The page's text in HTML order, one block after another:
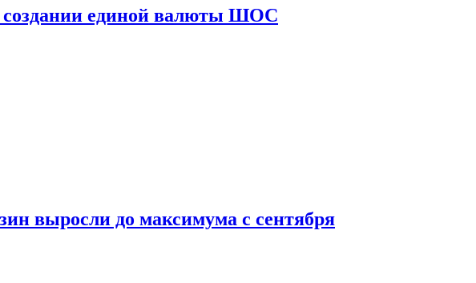
единой валюты ШОС
выросли до максимума с сентября